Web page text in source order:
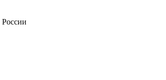
России